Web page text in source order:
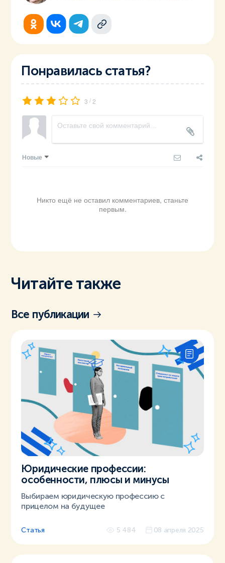
Понравилась статья?
3 / 2
Новые
Никто ещё не оставил комментариев, станьте
первым.
Читайте также
Все публикации
Юридические профессии:
особенности, плюсы и минусы
Выбираем юридическую профессию с
прицелом на будущее
Статья 5 484 08 апреля 2025